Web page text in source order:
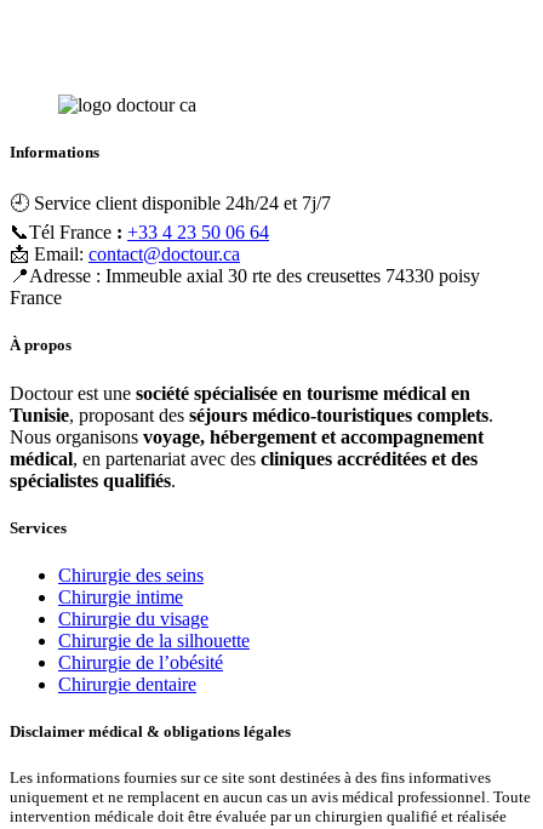
Informations
🕘 Service client disponible 24h/24 et 7j/7
📞Tél France : +33 4 23 50 06 64
📩 Email: contact@doctour.ca
📍Adresse : Immeuble axial 30 rte des creusettes 74330 poisy
France
À propos
Doctour est une société spécialisée en tourisme médical en
Tunisie, proposant des séjours médico-touristiques complets.
Nous organisons voyage, hébergement et accompagnement
médical, en partenariat avec des cliniques accréditées et des
spécialistes qualifiés.
Services
Chirurgie des seins
Chirurgie intime
Chirurgie du visage
Chirurgie de la silhouette
Chirurgie de l’obésité
Chirurgie dentaire
Disclaimer médical & obligations légales
Les informations fournies sur ce site sont destinées à des fins informatives
uniquement et ne remplacent en aucun cas un avis médical professionnel. Toute
intervention médicale doit être évaluée par un chirurgien qualifié et réalisée